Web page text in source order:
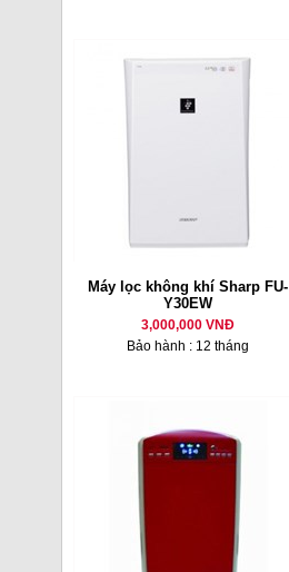
Máy lọc không khí Sharp FU-
Y30EW
3,000,000 VNĐ
Bảo hành : 12 tháng